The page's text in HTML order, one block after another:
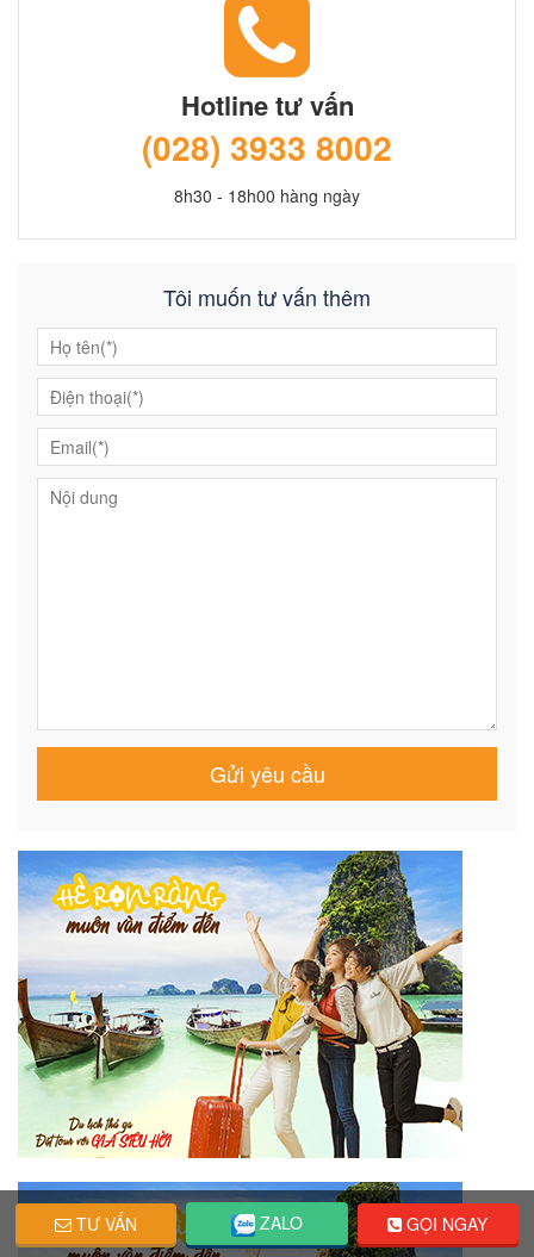
Hotline tư vấn
(028) 3933 8002
8h30 - 18h00 hàng ngày
Tôi muốn tư vấn thêm
TƯ VẤN ZALO GỌI NGAY